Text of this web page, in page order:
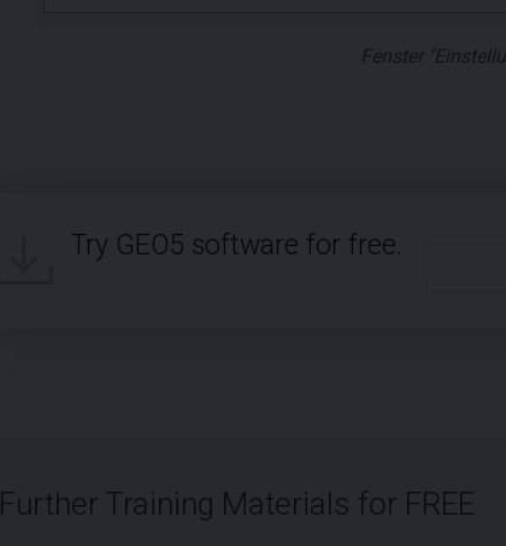
Fenster
Try GEO5 software for free.
Further Training Materials for FREE